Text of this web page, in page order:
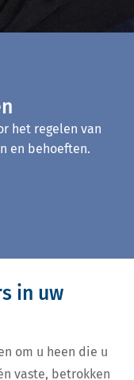
het regelen van
en behoeften.
in uw
om u heen die u
vaste, betrokken